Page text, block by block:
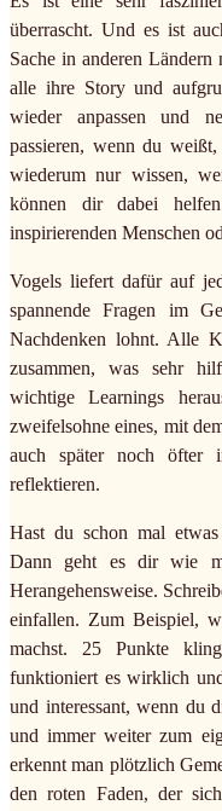
überrascht. Und es ist
Sache in anderen
alle ihre Story und
wieder anpassen und
passieren, wenn du
wiederum nur wissen,
können dir dabei
inspirierenden Menschen
Vogels liefert dafür auf
spannende Fragen im
Nachdenken lohnt. Alle
zusammen, was sehr
wichtige Learnings
zweifelsohne eines, mit
auch später noch öfter
reflektieren.
Hast du schon mal
Dann geht es dir wie
Herangehensweise.
einfallen. Zum Beispiel,
machst. 25 Punkte
funktioniert es wirklich
und interessant, wenn du
und immer weiter zum
erkennt man plötzlich
den roten Faden, der